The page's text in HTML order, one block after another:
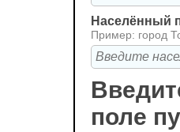
Населённый
Пример: город
поле